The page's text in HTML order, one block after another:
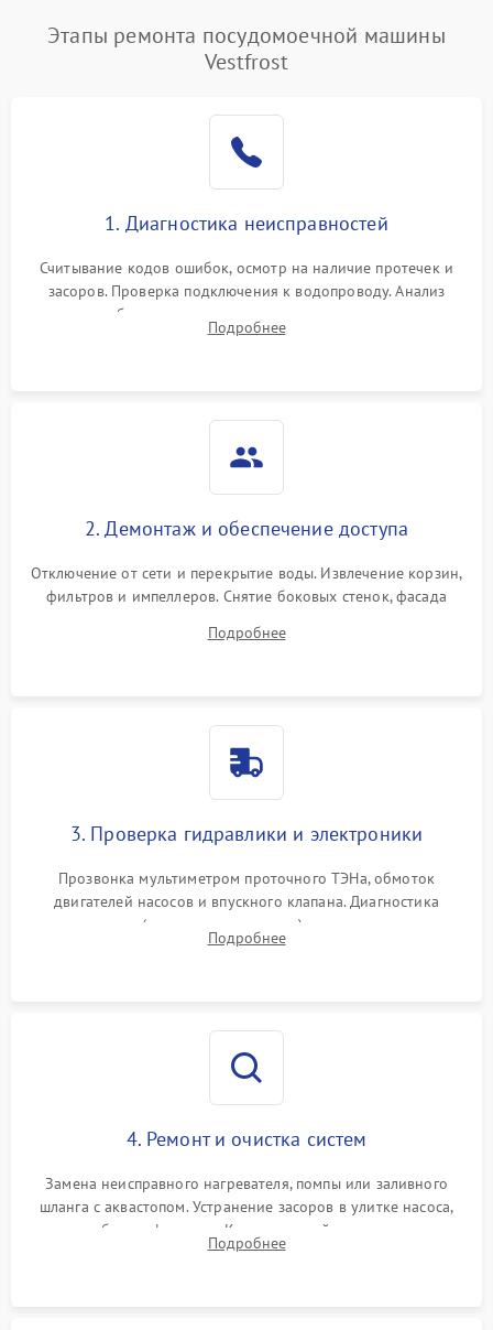
Этапы ремонта посудомоечной машины
Vestfrost
1. Диагностика неисправностей
Считывание кодов ошибок, осмотр на наличие протечек и
засоров. Проверка подключения к водопроводу. Анализ
жалоб на отсутствие слива, нагрева, вращения
разбрызгивателей или срабатывание системы защиты
Подробнее
2. Демонтаж и обеспечение доступа
Отключение от сети и перекрытие воды. Извлечение корзин,
фильтров и импеллеров. Снятие боковых стенок, фасада
циркуляционному насосу, ТЭНу и сливной помпе.
Подробнее
3. Проверка гидравлики и электроники
Прозвонка мультиметром проточного ТЭНа, обмоток
двигателей насосов и впускного клапана. Диагностика
прессостата (датчика уровня воды), датчика мутности,
концевика дверцы и электронного модуля управления.
Подробнее
4. Ремонт и очистка систем
Замена неисправного нагревателя, помпы или заливного
шланга с аквастопом. Устранение засоров в улитке насоса,
патрубках и фильтрах. Компонентный ремонт платы
управления, восстановление поврежденной проводки.
Подробнее